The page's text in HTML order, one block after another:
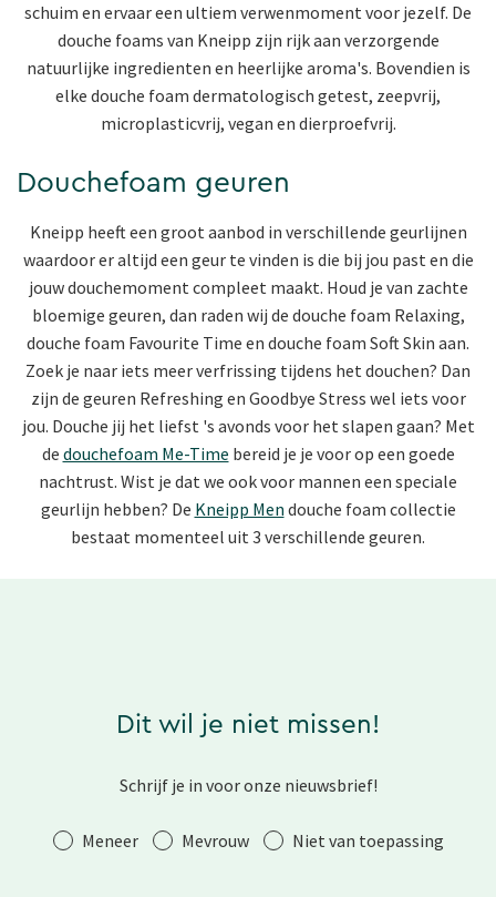
schuim en ervaar een ultiem verwenmoment voor jezelf. De
douche foams van Kneipp zijn rijk aan verzorgende
natuurlijke ingredienten en heerlijke aroma's. Bovendien is
elke douche foam dermatologisch getest, zeepvrij,
microplasticvrij, vegan en dierproefvrij.
Douchefoam geuren
Kneipp heeft een groot aanbod in verschillende geurlijnen
waardoor er altijd een geur te vinden is die bij jou past en die
jouw douchemoment compleet maakt. Houd je van zachte
bloemige geuren, dan raden wij de douche foam Relaxing,
douche foam Favourite Time en douche foam Soft Skin aan.
Zoek je naar iets meer verfrissing tijdens het douchen? Dan
zijn de geuren Refreshing en Goodbye Stress wel iets voor
jou. Douche jij het liefst 's avonds voor het slapen gaan? Met
de douchefoam Me-Time bereid je je voor op een goede
nachtrust. Wist je dat we ook voor mannen een speciale
geurlijn hebben? De Kneipp Men douche foam collectie
bestaat momenteel uit 3 verschillende geuren.
Dit wil je niet missen!
Schrijf je in voor onze nieuwsbrief!
AanhefMeneer Mevrouw Niet van toepassing